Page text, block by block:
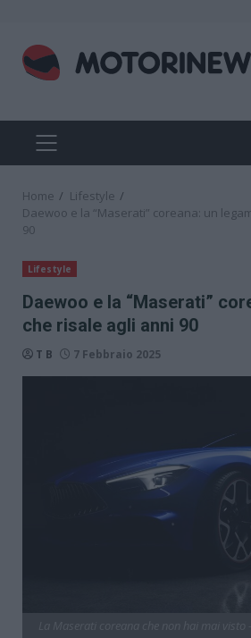
content
PRIMARY
MENU
Home
Lifestyle
Daewoo e la “Maserati” coreana: un
90
Lifestyle
Daewoo e la “Maserati”
che risale agli anni 90
T B 7 Febbraio 2025